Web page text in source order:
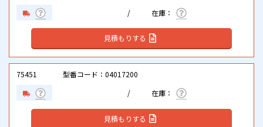
見積もりする
75451 型番コード：04017200
見積もりする